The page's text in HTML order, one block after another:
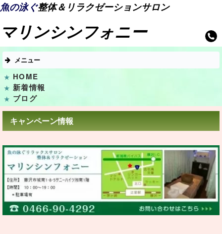
魚の泳ぐ整体＆リラクゼーションサロン
マリンシンフォニー
メニュー
HOME
新着情報
ブログ
キャンペーン情報